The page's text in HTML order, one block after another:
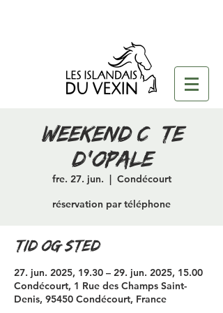
Weekend Côte
d'opale
fre. 27. jun.
  |
Condécourt
réservation par téléphone
Tid og sted
27. jun. 2025, 19.30 – 29. jun. 2025, 15.00
Condécourt, 1 Rue des Champs Saint-
Denis, 95450 Condécourt, France